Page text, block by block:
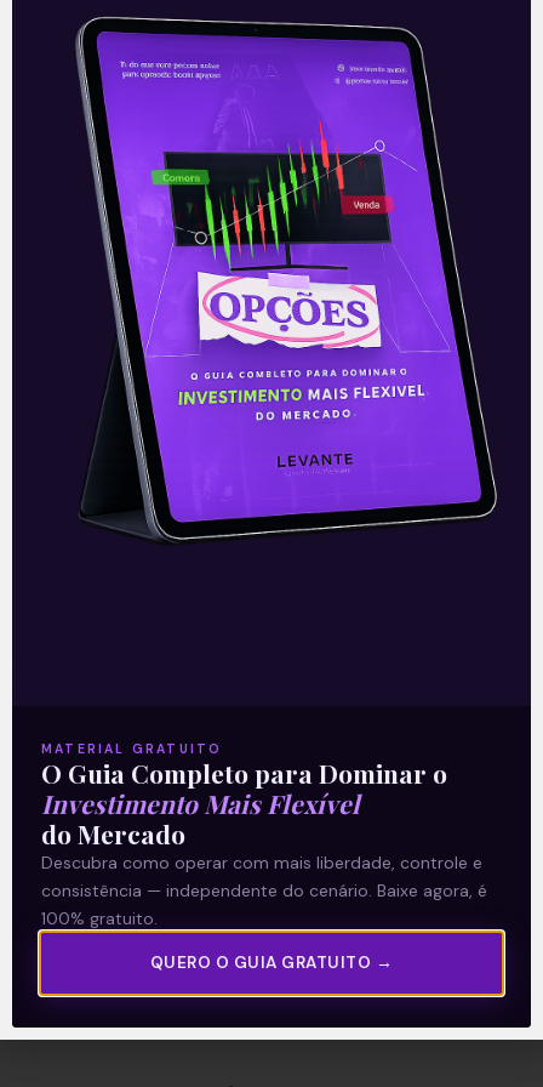
Tensão com militares
Após a demissão do general Fernando
Azevedo e Silva do ministério da Defesa,
na última segunda-feira (29), o alto
comando das Forças Armadas se reuniu
Leia mais
31/03/2021
Termos e Condições
Política de Privacidade
Explore
Artigos
E Eu Com Isso?
MATERIAL GRATUITO
O Guia Completo para Dominar o
Investimento Mais Flexível
do Mercado
Descubra como operar com mais liberdade, controle e
consistência — independente do cenário. Baixe agora, é
100% gratuito.
QUERO O GUIA GRATUITO →